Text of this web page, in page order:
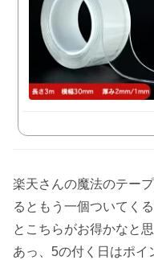
楽天さんの魔法のテー
るともう一個ついてく
とこちらがお得かなと思
あっ、5の付く日はポイ